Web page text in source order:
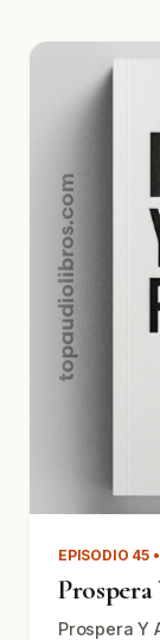
EPISODIO 45
Prospera Y